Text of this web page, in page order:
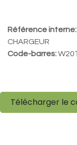
Référence interne:
CHARGEUR
Code-barres:
Télécharger le